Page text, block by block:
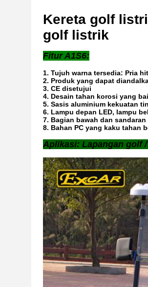
Kereta golf
golf listrik
Fitur A1S6:
1. Tujuh warna tersedia: Pria
2. Produk yang dapat
3. CE disetujui
4. Desain tahan korosi yang
5. Sasis aluminium kekuatan
6. Lampu depan LED, lampu
7. Bagian bawah dan
8. Bahan PC yang kaku tahan
Aplikasi: Lapangan golf